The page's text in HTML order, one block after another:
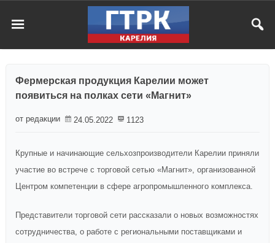
Фермерская продукция Карелии может
появиться на полках сети «Магнит»
от редакции 24.05.2022 1123
Крупные и начинающие сельхозпроизводители Карелии приняли
участие во встрече с торговой сетью «Магнит», организованной
Центром компетенции в сфере агропромышленного комплекса.
Представители торговой сети рассказали о новых возможностях
сотрудничества, о работе с региональными поставщиками и